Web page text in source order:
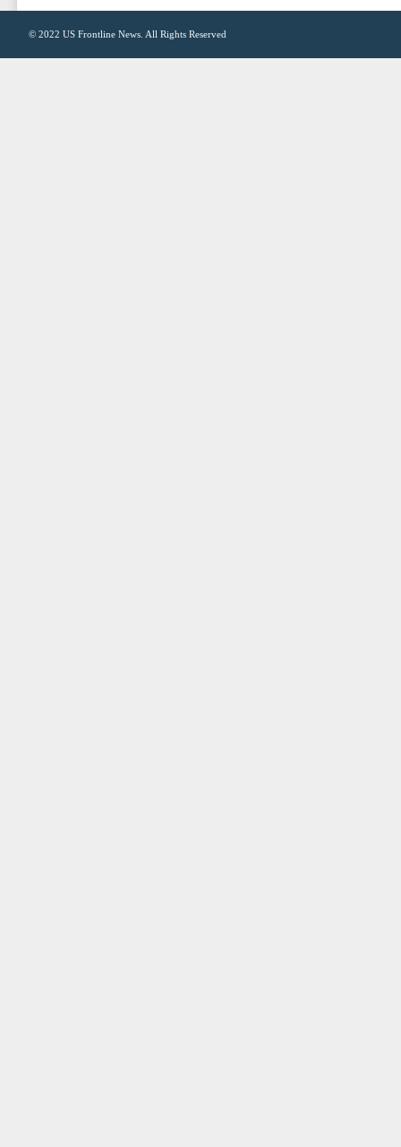
© 2022 US Frontline News . All Rights Reserved